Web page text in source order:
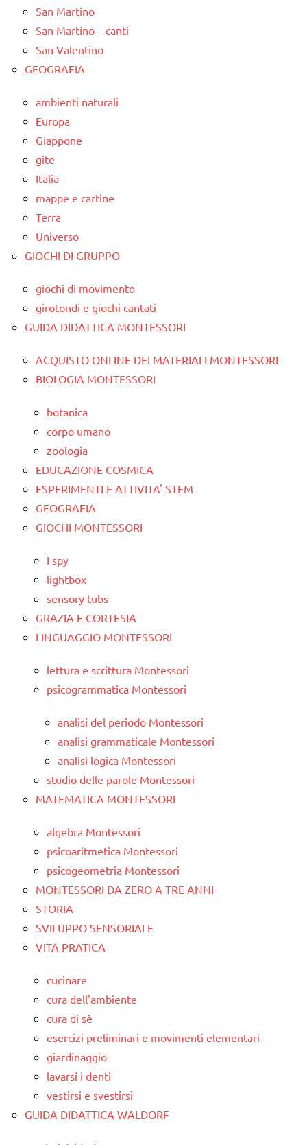
San Martino
San Martino – canti
San Valentino
GEOGRAFIA
ambienti naturali
Europa
Giappone
gite
Italia
mappe e cartine
Terra
Universo
GIOCHI DI GRUPPO
giochi di movimento
girotondi e giochi cantati
GUIDA DIDATTICA MONTESSORI
ACQUISTO ONLINE DEI MATERIALI MONTESSORI
BIOLOGIA MONTESSORI
botanica
corpo umano
zoologia
EDUCAZIONE COSMICA
ESPERIMENTI E ATTIVITA' STEM
GEOGRAFIA
GIOCHI MONTESSORI
I spy
lightbox
sensory tubs
GRAZIA E CORTESIA
LINGUAGGIO MONTESSORI
lettura e scrittura Montessori
psicogrammatica Montessori
analisi del periodo Montessori
analisi grammaticale Montessori
analisi logica Montessori
studio delle parole Montessori
MATEMATICA MONTESSORI
algebra Montessori
psicoaritmetica Montessori
psicogeometria Montessori
MONTESSORI DA ZERO A TRE ANNI
STORIA
SVILUPPO SENSORIALE
VITA PRATICA
cucinare
cura dell'ambiente
cura di sè
esercizi preliminari e movimenti elementari
giardinaggio
lavarsi i denti
vestirsi e svestirsi
GUIDA DIDATTICA WALDORF